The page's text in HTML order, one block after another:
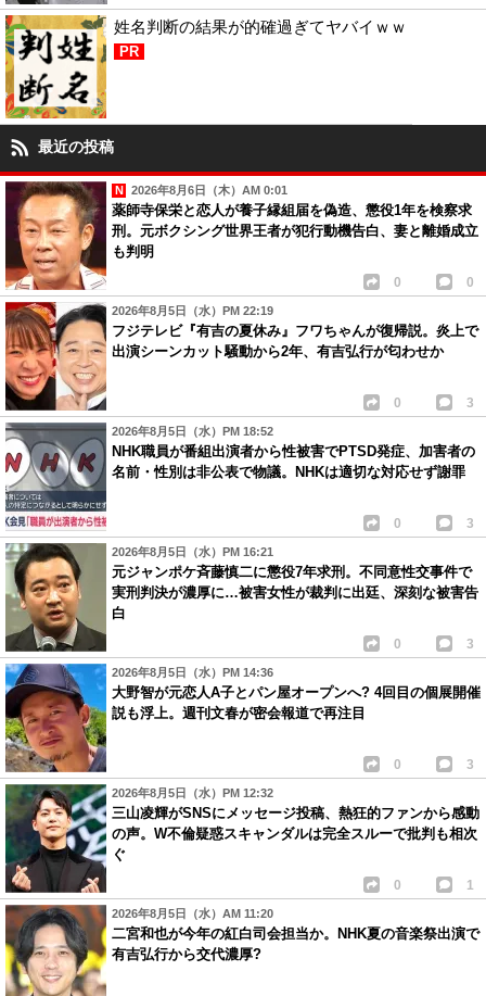
姓名判断の結果が的確過ぎてヤバイｗｗ
PR
最近の投稿
2026年8月6日（木）AM 0:01
薬師寺保栄と恋人が養子縁組届を偽造、懲役1年を検察求
刑。元ボクシング世界王者が犯行動機告白、妻と離婚成立
も判明
0 0
2026年8月5日（水）PM 22:19
フジテレビ『有吉の夏休み』フワちゃんが復帰説。炎上で
出演シーンカット騒動から2年、有吉弘行が匂わせか
0 3
2026年8月5日（水）PM 18:52
NHK職員が番組出演者から性被害でPTSD発症、加害者の
名前・性別は非公表で物議。NHKは適切な対応せず謝罪
0 3
2026年8月5日（水）PM 16:21
元ジャンポケ斉藤慎二に懲役7年求刑。不同意性交事件で
実刑判決が濃厚に…被害女性が裁判に出廷、深刻な被害告
白
0 3
2026年8月5日（水）PM 14:36
大野智が元恋人A子とパン屋オープンへ? 4回目の個展開催
説も浮上。週刊文春が密会報道で再注目
0 3
2026年8月5日（水）PM 12:32
三山凌輝がSNSにメッセージ投稿、熱狂的ファンから感動
の声。W不倫疑惑スキャンダルは完全スルーで批判も相次
ぐ
0 1
2026年8月5日（水）AM 11:20
二宮和也が今年の紅白司会担当か。NHK夏の音楽祭出演で
有吉弘行から交代濃厚?